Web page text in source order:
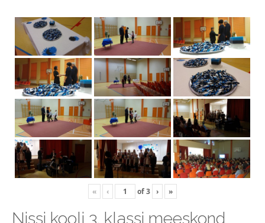
« ‹ of3 › »
Nissi kooli 3. klassi meeskond